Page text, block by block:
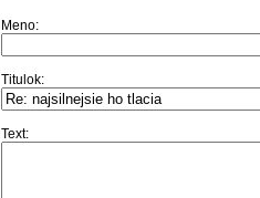
Meno:
Titulok:
Text: